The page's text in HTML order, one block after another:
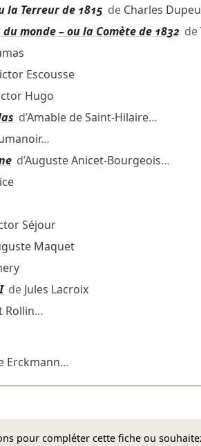
la Terreur de 1815 de Charles
monde – ou la Comète de 1832 de
Escousse
Hugo
d’Amable de Saint-Hilaire…
…
d’Auguste Anicet-Bourgeois…
Séjour
Maquet
de Jules Lacroix
Rollin…
Erckmann…
pour compléter cette fiche ou